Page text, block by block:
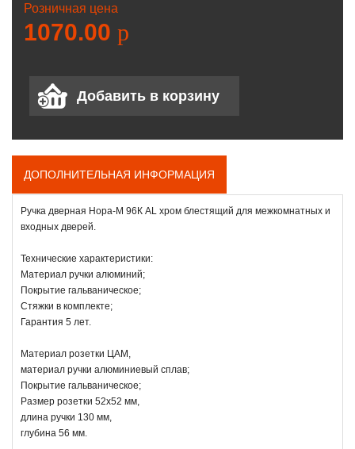
Розничная цена
1070.00 p
ДОПОЛНИТЕЛЬНАЯ ИНФОРМАЦИЯ
Ручка дверная Нора-М 96К AL хром блестящий для межкомнатных и
входных дверей.
Технические характеристики:
Материал ручки алюминий;
Покрытие гальваническое;
Стяжки в комплекте;
Гарантия 5 лет.
Материал розетки ЦАМ,
материал ручки алюминиевый сплав;
Покрытие гальваническое;
Размер розетки 52х52 мм,
длина ручки 130 мм,
глубина 56 мм.